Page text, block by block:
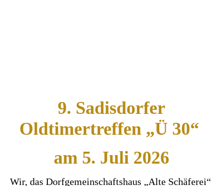
9. Sadisdorfer
Oldtimertreffen „Ü 30“
am 5. Juli 2026
Wir, das Dorfgemeinschaftshaus „Alte Schäferei“